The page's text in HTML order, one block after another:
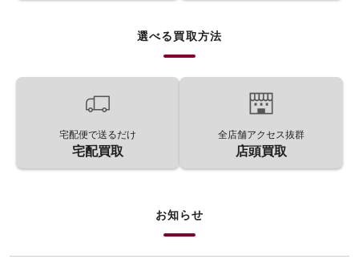
選べる買取方法
宅配便で送るだけ
宅配買取
全店舗アクセス抜群
店頭買取
お知らせ